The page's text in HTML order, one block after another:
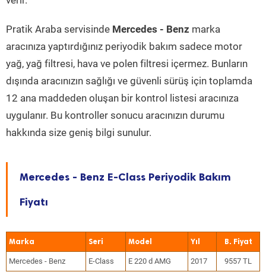
Pratik Araba servisinde Mercedes - Benz marka
aracınıza yaptırdığınız periyodik bakım sadece motor
yağ, yağ filtresi, hava ve polen filtresi içermez. Bunların
dışında aracınızın sağlığı ve güvenli sürüş için toplamda
12 ana maddeden oluşan bir kontrol listesi aracınıza
uygulanır. Bu kontroller sonucu aracınızın durumu
hakkında size geniş bilgi sunulur.
Mercedes - Benz E-Class Periyodik Bakım
Fiyatı
Marka Seri Model Yıl
Mercedes - Benz E-Class E 220 d AMG 2017 9557 TL